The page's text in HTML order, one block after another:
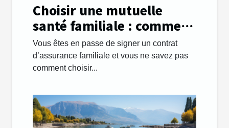
Choisir une mutuelle
santé familiale : comment
s’y prendre ?
Vous êtes en passe de signer un contrat
d’assurance familiale et vous ne savez pas
comment choisir...